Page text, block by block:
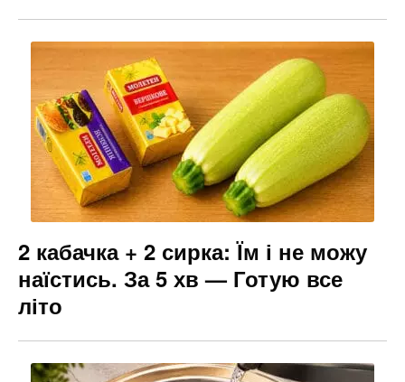
2 кабачка + 2 сирка: Їм і не можу
наїстись. За 5 хв — Готую все
літо